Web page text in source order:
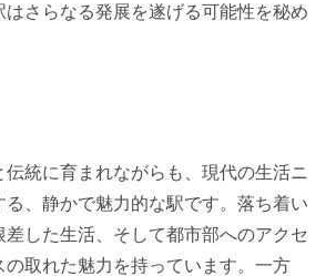
はさらなる発展を遂げる可能性を秘め
統に育まれながらも、現代の生活ニ
る、静かで魅力的な駅です。落ち着い
差した生活、そして都市部へのアクセ
の取れた魅力を持っています。一方